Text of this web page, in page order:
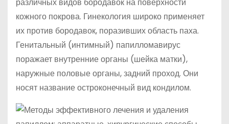
кожного покрова. Гинекология широко применяет
их против бородавок, поразивших область паха.
Генитальный (интимный) папилломавирус
поражает внутренние органы (шейка матки),
наружные половые органы, задний проход. Они
носят название остроконечный вид кондилом.